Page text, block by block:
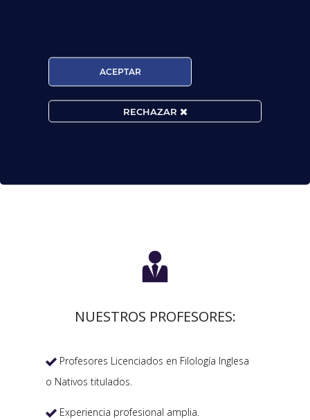
Convocatorias constantes.
Horarios Flexibles.

NUESTROS PROFESORES:
 Profesores Licenciados en Filología Inglesa
o Nativos titulados.
 Experiencia profesional amplia.
ACEPTAR
RECHAZAR